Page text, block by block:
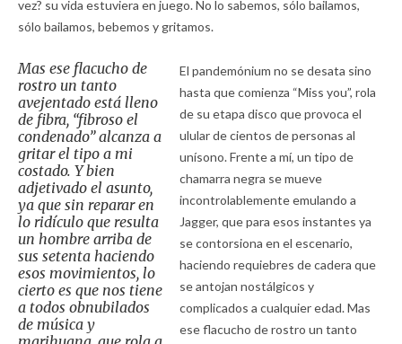
vez? su vida estuviera en juego. No lo sabemos, sólo bailamos,
sólo bailamos, bebemos y gritamos.
Mas ese flacucho de
rostro un tanto
avejentado está lleno
de fibra, “fibroso el
condenado” alcanza a
gritar el tipo a mi
costado. Y bien
adjetivado el asunto,
ya que sin reparar en
lo ridículo que resulta
un hombre arriba de
sus setenta haciendo
esos movimientos, lo
cierto es que nos tiene
a todos obnubilados
de música y
El pandemónium no se desata sino
hasta que comienza “Miss you”, rola
de su etapa disco que provoca el
ulular de cientos de personas al
unísono. Frente a mí, un tipo de
chamarra negra se mueve
incontrolablemente emulando a
Jagger, que para esos instantes ya
se contorsiona en el escenario,
haciendo requiebres de cadera que
se antojan nostálgicos y
complicados a cualquier edad. Mas
ese flacucho de rostro un tanto